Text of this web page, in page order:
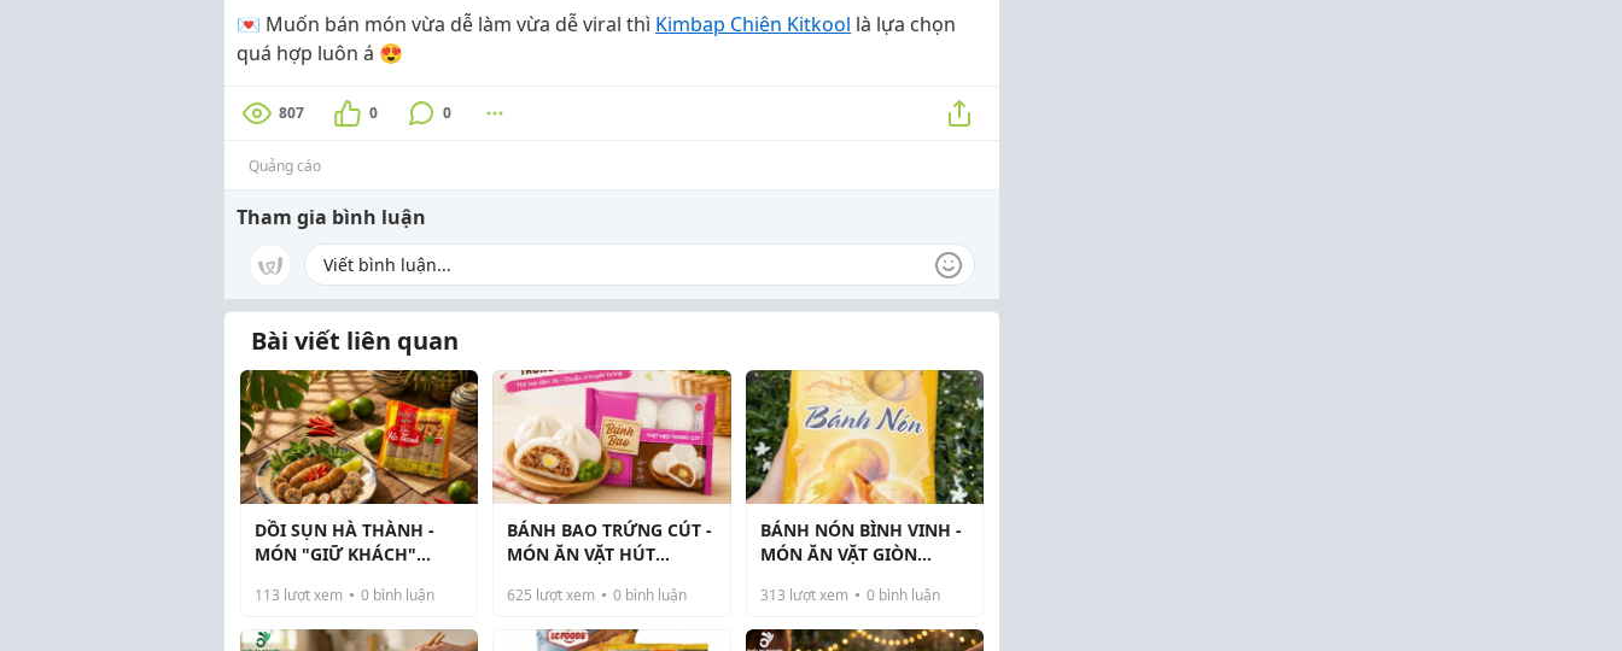
💌 Muốn bán món vừa dễ làm vừa dễ viral thì Kimbap Chiên Kitkool là lựa chọn
quá hợp luôn á 😍
807 0 0
Quảng cáo
Tham gia bình luận
Bài viết liên quan
DỒI SỤN HÀ THÀNH -
MÓN "GIỮ KHÁCH"
ĐANG NHẬP
113 lượt xem 0 bình luận
BÁNH BAO TRỨNG CÚT -
MÓN ĂN VẶT HÚT
SỮA
625 lượt xem 0 bình luận
BÁNH NÓN BÌNH VINH -
MÓN ĂN VẶT GIÒN
NHIỀU QUÁN "SĂN"
313 lượt xem 0bình luận